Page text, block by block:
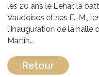
les 20 ans le Lehar, la
Vaudoises et ses F.-M.,
l'inauguration de la halle
Martin...
Retour